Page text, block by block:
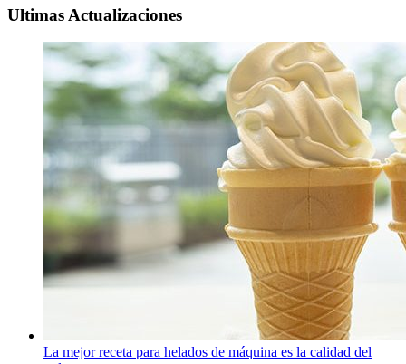
Ultimas Actualizaciones
La mejor receta para helados de máquina es la calidad del